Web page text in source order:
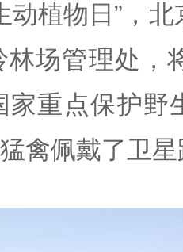
动植物日”，
场管理处，
重点保护野
禽佩戴了卫星